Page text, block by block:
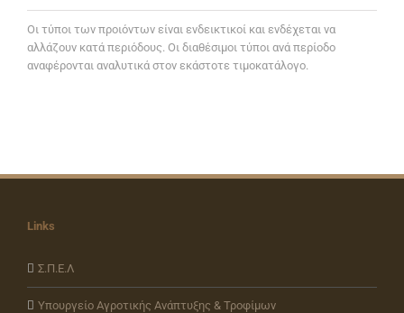
Oι τύποι των προιόντων είναι ενδεικτικοί και ενδέχεται να
αλλάζουν κατά περιόδους. Οι διαθέσιμοι τύποι ανά περίοδο
αναφέρονται αναλυτικά στον εκάστοτε τιμοκατάλογο.
Links
Σ.Π.Ε.Λ
Υπουργείο Αγροτικής Ανάπτυξης & Τροφίμων